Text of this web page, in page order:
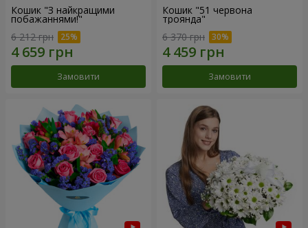
Кошик "З найкращими
побажаннями!"
6 212 грн
Замовити
Кошик "51 червона
троянда"
6 370 грн
Замовити